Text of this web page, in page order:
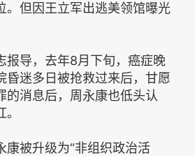
。但因王立军出逃美领馆曝光
报导，去年8月下旬，癌症晚
昏迷多日被抢救过来后，甘愿
的消息后，周永康也低头认
康被升级为“非组织政治活